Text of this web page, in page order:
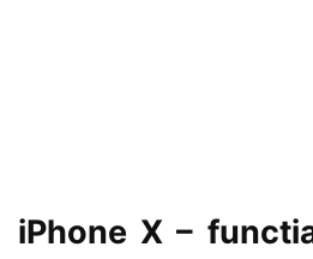
iPhone X –